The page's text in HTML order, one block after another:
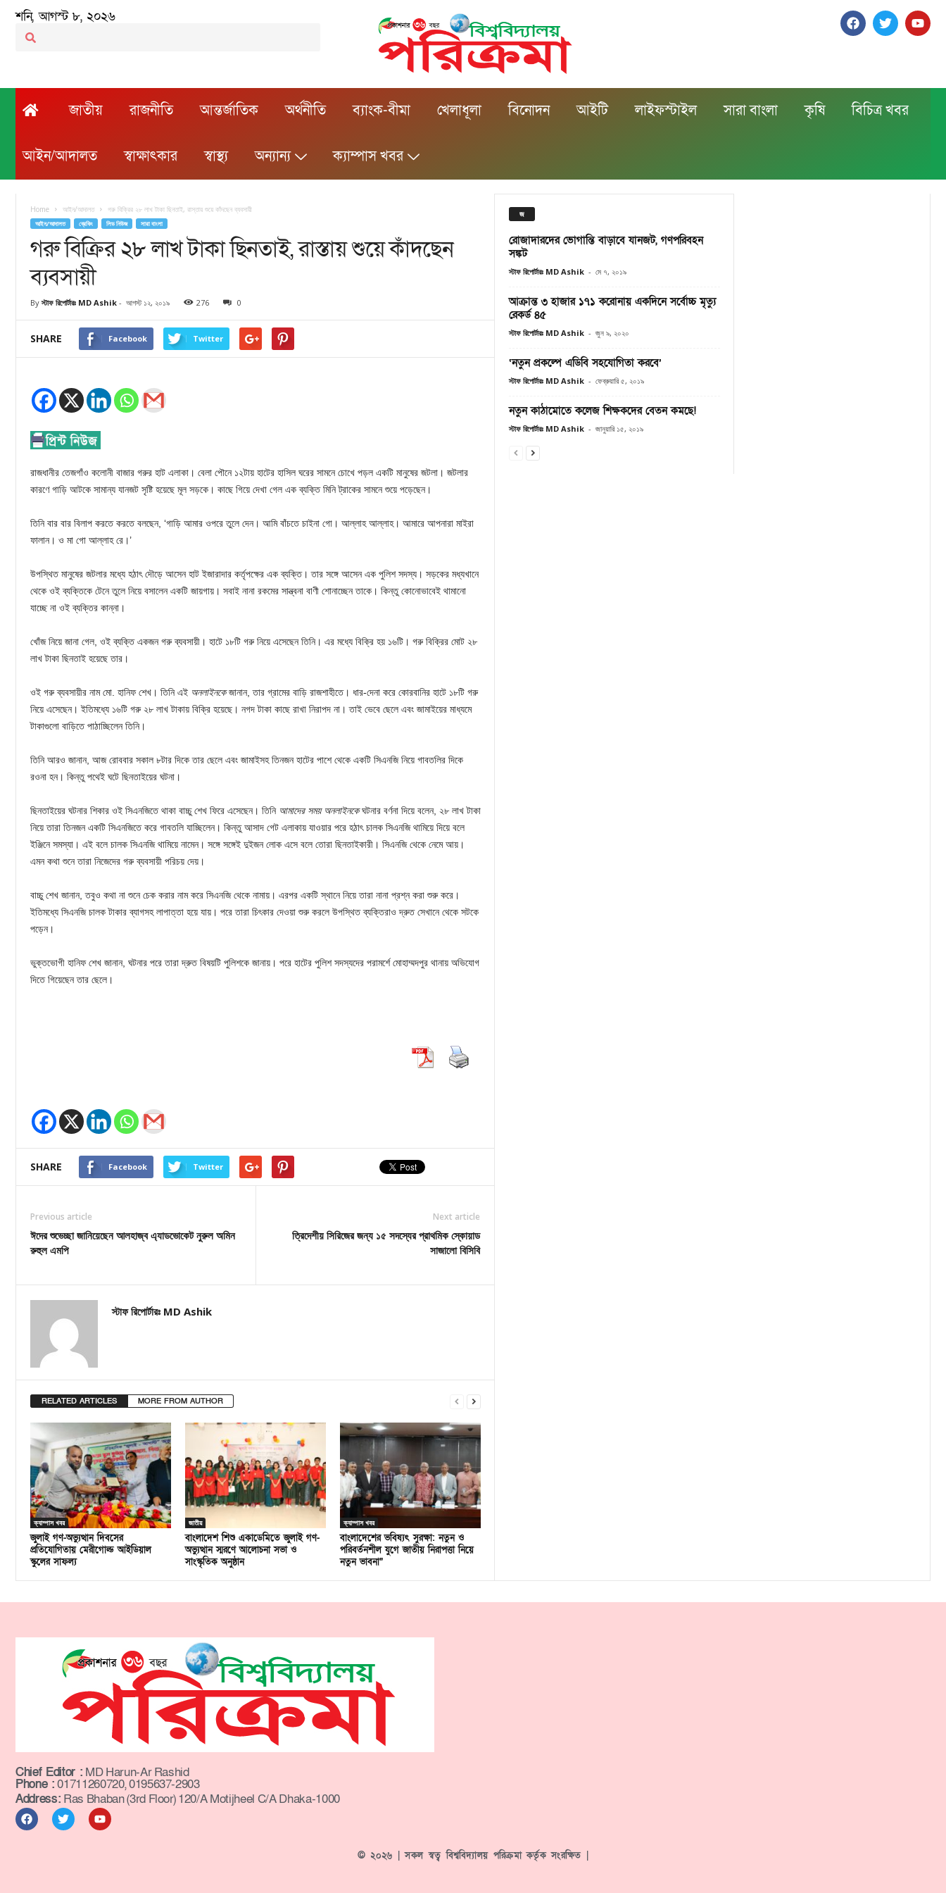
শনি, আগস্ট ৮, ২০২৬
জাতীয় রাজনীতি আন্তর্জাতিক অর্থনীতি ব্যাংক-বীমা খেলাধূলা বিনোদন আইটি লাইফস্টাইল সারা বাংলা কৃষি বিচিত্র খবর
আইন/আদালত স্বাক্ষাৎকার স্বাস্থ্য অন্যান্য ক্যাম্পাস খবর
Home আইন/আদালত গরু বিক্রির ২৮ লাখ টাকা ছিনতাই, রাস্তায় শুয়ে কাঁদছেন ব্যবসায়ী
আইন/আদালত ব্রেকিং লিড নিউজ সারা বাংলা
গরু বিক্রির ২৮ লাখ টাকা ছিনতাই, রাস্তায় শুয়ে কাঁদছেন
ব্যবসায়ী
By স্টাফ রিপোর্টারঃ MD Ashik - আগস্ট ১২, ২০১৯ 276 0
SHARE Facebook Twitter
রাজধানীর তেজগাঁও কলোনী বাজার গরুর হাট এলাকা। বেলা পৌনে ১২টায় হাটের হাসিল ঘরের সামনে চোখে পড়ল একটি মানুষের জটলা। জটলার
কারণে গাড়ি আটকে সামান্য যানজট সৃষ্টি হয়েছে মূল সড়কে। কাছে গিয়ে দেখা গেল এক ব্যক্তি মিনি ট্রাকের সামনে শুয়ে পড়েছেন।
তিনি বার বার বিলাপ করতে করতে বলছেন, ‘গাড়ি আমার ওপরে তুলে দেন। আমি বাঁচতে চাইনা গো। আল্লাহ আল্লাহ। আমারে আপনারা মাইরা
ফালান। ও মা গো আল্লাহ রে।’
উপস্থিত মানুষের জটলার মধ্যে হঠাৎ দৌড়ে আসেন হাট ইজারাদার কর্তৃপক্ষের এক ব্যক্তি। তার সঙ্গে আসেন এক পুলিশ সদস্য। সড়কের মধ্যখানে
থেকে ওই ব্যক্তিকে টেনে তুলে নিয়ে বসালেন একটি জায়গায়। সবাই নানা রকমের সান্ত্বনা বাণী শোনাচ্ছেন তাকে। কিন্তু কোনোভাবেই থামানো
যাচ্ছে না ওই ব্যক্তির কান্না।
খোঁজ নিয়ে জানা গেল, ওই ব্যক্তি একজন গরু ব্যবসায়ী। হাটে ১৮টি গরু নিয়ে এসেছেন তিনি। এর মধ্যে বিক্রি হয় ১৬টি। গরু বিক্রির মোট ২৮
লাখ টাকা ছিনতাই হয়েছে তার।
ওই গরু ব্যবসায়ীর নাম মো. হানিফ শেখ। তিনি এই অনলাইনকেজানান, তার গ্রামের বাড়ি রাজশাহীতে। ধার-দেনা করে কোরবানির হাটে ১৮টি গরু
নিয়ে এসেছেন। ইতিমধ্যে ১৬টি গরু ২৮ লাখ টাকায় বিক্রি হয়েছে। নগদ টাকা কাছে রাখা নিরাপদ না। তাই ভেবে ছেলে এবং জামাইয়ের মাধ্যমে
টাকাগুলো বাড়িতে পাঠাচ্ছিলেন তিনি।
তিনি আরও জানান, আজ রোববার সকাল ৮টার দিকে তার ছেলে এবং জামাইসহ তিনজন হাটের পাশে থেকে একটি সিএনজি নিয়ে গাবতলির দিকে
রওনা হন। কিন্তু পথেই ঘটে ছিনতাইয়ের ঘটনা।
ছিনতাইয়ের ঘটনার শিকার ওই সিএনজিতে থাকা বাচ্চু শেখ ফিরে এসেছেন। তিনি আমাদের সময় অনলাইনকেঘটনার বর্ণনা দিয়ে বলেন, ২৮ লাখ টাকা
নিয়ে তারা তিনজন একটি সিএনজিতে করে গাবতলি যাচ্ছিলেন। কিন্তু আসাদ গেট এলাকায় যাওয়ার পরে হঠাৎ চালক সিএনজি থামিয়ে দিয়ে বলে
ইঞ্জিনে সমস্যা। এই বলে চালক সিএনজি থামিয়ে নামেন। সঙ্গে সঙ্গেই দুইজন লোক এসে বলে তোরা ছিনতাইকারী। সিএনজি থেকে নেমে আয়।
এমন কথা শুনে তারা নিজেদের গরু ব্যবসায়ী পরিচয় দেয়।
বাচ্চু শেখ জানান, তবুও কথা না শুনে চেক করার নাম করে সিএনজি থেকে নামায়। এরপর একটি স্থানে নিয়ে তারা নানা প্রশ্ন করা শুরু করে।
ইতিমধ্যে সিএনজি চালক টাকার ব্যাগসহ লাপাত্তা হয়ে যায়। পরে তারা চিৎকার দেওয়া শুরু করলে উপস্থিত ব্যক্তিরাও দ্রুত সেখানে থেকে সটকে
পড়েন।
ভুক্তভোগী হানিফ শেখ জানান, ঘটনার পরে তারা দ্রুত বিষয়টি পুলিশকে জানায়। পরে হাটের পুলিশ সদস্যদের পরামর্শে মোহাম্মদপুর থানায় অভিযোগ
দিতে গিয়েছেন তার ছেলে।
SHARE Facebook Twitter
Previous article
ঈদের শুভেচ্ছা জানিয়েছেন আলহাজ্ব এ্যাডভোকেট নুরুল অমিন
রুহুল এমপি
Next article
ত্রিদেশীয় সিরিজের জন্য ১৫ সদস্যের প্রাথমিক স্কোয়াড
সাজালো বিসিবি
স্টাফ রিপোর্টারঃ MD Ashik
RELATED ARTICLES MORE FROM AUTHOR
ক্যাম্পাস খবর
জুলাই গণ-অভ্যুত্থান দিবসের
প্রতিযোগিতায় মেরীগোল্ড আইডিয়াল
স্কুলের সাফল্য
জাতীয়
বাংলাদেশ শিশু একাডেমিতে জুলাই গণ-
অভ্যুত্থান স্মরণে আলোচনা সভা ও
সাংস্কৃতিক অনুষ্ঠান
ক্যাম্পাস খবর
বাংলাদেশের ভবিষ্যৎ সুরক্ষা: নতুন ও
পরিবর্তনশীল যুগে জাতীয় নিরাপত্তা নিয়ে
নতুন ভাবনা”
জ
রোজাদারদের ভোগান্তি বাড়াবে যানজট, গণপরিবহন
সঙ্কট
স্টাফ রিপোর্টারঃ MD Ashik - মে ৭, ২০১৯
আক্রান্ত ৩ হাজার ১৭১ করোনায় একদিনে সর্বোচ্চ মৃত্যু
রেকর্ড ৪৫
স্টাফ রিপোর্টারঃ MD Ashik - জুন ৯, ২০২০
‘নতুন প্রকল্পে এডিবি সহযোগিতা করবে’
স্টাফ রিপোর্টারঃ MD Ashik - ফেব্রুয়ারি ৫, ২০১৯
নতুন কাঠামোতে কলেজ শিক্ষকদের বেতন কমছে!
স্টাফ রিপোর্টারঃ MD Ashik - জানুয়ারি ১৫, ২০১৯
Chief Editor : MD Harun-Ar Rashid
Phone :01711260720, 0195637-2903
Address: Ras Bhaban (3rd Floor) 120/A Motijheel C/A Dhaka-1000
© ২০২৬ | সকল স্বত্ব বিশ্ববিদ্যালয় পরিক্রমা কর্তৃক সংরক্ষিত |